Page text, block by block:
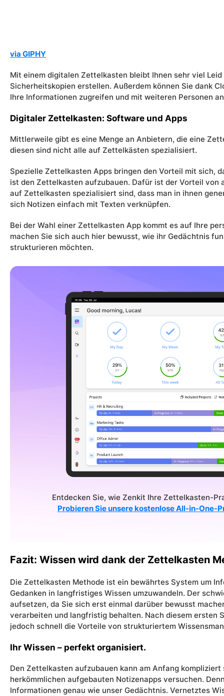
via GIPHY
Mit einem digitalen Zettelkasten bleibt Ihnen sehr viel
Sicherheitskopien erstellen. Außerdem können Sie dank
Ihre Informationen zugreifen und mit weiteren Personen
Digitaler Zettelkasten: Software und Apps
Mittlerweile gibt es eine Menge an Anbietern, die eine
diesen sind nicht alle auf Zettelkästen spezialisiert.
Spezielle Zettelkasten Apps bringen den Vorteil mit sich,
ist den Zettelkasten aufzubauen. Dafür ist der Vorteil
auf Zettelkasten spezialisiert sind, dass man in ihnen
sich Notizen einfach mit Texten verknüpfen.
Bei der Wahl einer Zettelkasten App kommt es auf Ihre
machen Sie sich auch hier bewusst, wie ihr Gedächtnis
strukturieren möchten.
Entdecken Sie, wie Zenkit Ihre Zettelkasten-
Probieren Sie unsere kostenlose All-in-
Fazit: Wissen wird dank der Zettelkasten
Die Zettelkasten Methode ist ein bewährtes System um
Gedanken in langfristiges Wissen umzuwandeln. Der
aufsetzen, da Sie sich erst einmal darüber bewusst
verarbeiten und langfristig behalten. Nach diesem ersten
jedoch schnell die Vorteile von strukturiertem
Ihr Wissen – perfekt organisiert.
Den Zettelkasten aufzubauen kann am Anfang kompliziert
herkömmlichen aufgebauten Notizenapps versuchen.
Informationen genau wie unser Gedächtnis. Vernetztes